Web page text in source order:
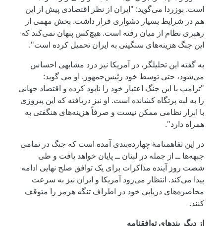
است. بوزردا می‌گوید: "ایران از نظر اقتصادی پیش از این
هم در شرایط بسیار دشواری قرار داشت. بخش مهمی از
رهبری نظام از میان رفته است. هیچ‌کس پنهان نمی‌کند که
این جنگ هزینه‌های سنگینی به ایران تحمیل کرده است".
به گفته این تحلیلگر، در آمریکا نیز درد مشابهی احساس
می‌شود، حتی توسط خود رئیس‌جمهور. او می گوید:
"ترامپ با این جنگ اعتبار خود را نابود کرده و اقتصاد جهانی
را به لبه پرتگاه کشانده است. او نیز دریافته که این پیروزی
با ابزار نظامی ممکن نیست و صرفاً هزینه‌های هنگفتی به
همراه دارد".
در این تفاهمنامۀ چهارده‌بندی آمده است که جنگ در تمامی
جبهه‌ها ــ از جمله در لبنان ــ پایان خواهد یافت و طی
شصت روز آینده مذاکرات برای یک توافق صلح نهایی ادامه
پیدا می‌کند. انتظار می‌رود آمریکا و ایران نیز به سرعت
محاصره‌های دریایی خود در اطراف تنگه هرمز را متوقف
کنند.
از دیگر بندهای توافقنامه